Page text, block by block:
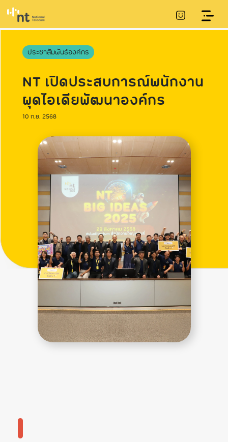
ประชาสัมพันธ์องค์กร
NT เปิดประสบการณ์พนักงาน
ผุดไอเดียพัฒนาองค์กร
10 ก.ย. 2568